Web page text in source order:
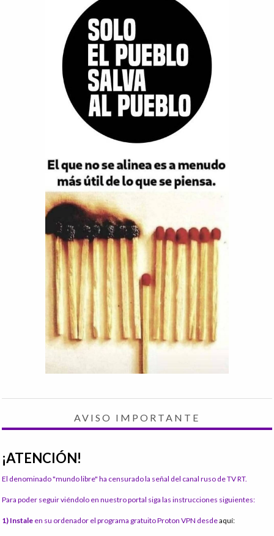
AVISO IMPORTANTE
¡ATENCIÓN!
El denominado "mundo libre" ha censurado la señal del canal ruso de TV RT.
Para poder seguir viéndolo en nuestro portal siga las instrucciones siguientes:
1) Instale en su ordenador el programa gratuito Proton VPN desdeaquí: